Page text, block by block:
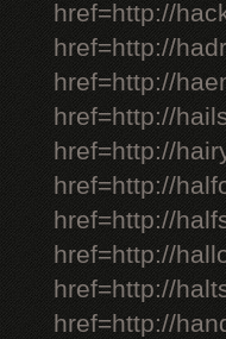
href=http://
href=http://
href=http://
href=http://
href=http://
href=http://
href=http://
href=http://
href=http://
href=http://